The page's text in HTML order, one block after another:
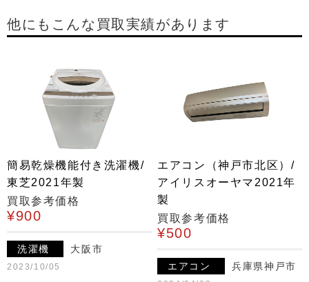
他にもこんな買取実績があります
簡易乾燥機能付き洗濯機/
東芝2021年製
買取参考価格
¥900
洗濯機 大阪市
2023/10/05
エアコン（神戸市北区）/
アイリスオーヤマ2021年
製
買取参考価格
¥500
エアコン 兵庫県神戸市